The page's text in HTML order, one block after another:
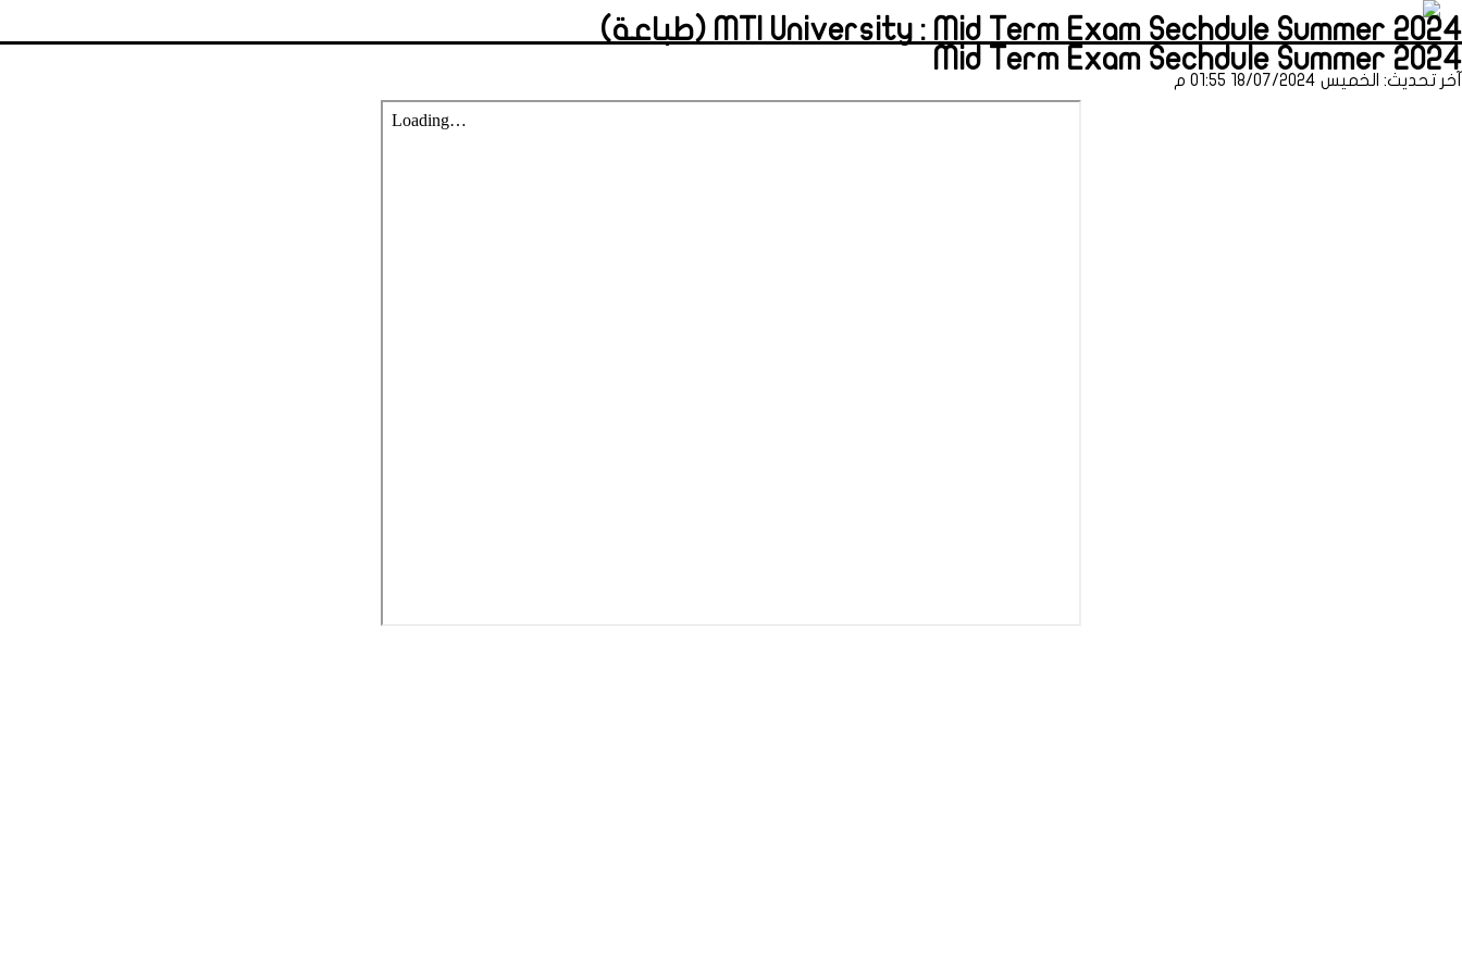
MTI University : Mid Term Exam Sechdule Summer 2024 (طباعة)
Mid Term Exam Sechdule Summer 2024
آخر تحديث: الخميس 18/07/2024 01:55 م